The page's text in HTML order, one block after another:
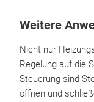
Weitere
Nicht nur
Regelung auf die
Steuerung sind
öffnen und